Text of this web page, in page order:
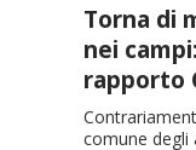
Torna di
nei
rapporto
comune degli